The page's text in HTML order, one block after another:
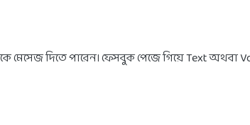
দিতে পারেন। ফেসবুক পেজে গিয়ে Text অথবা